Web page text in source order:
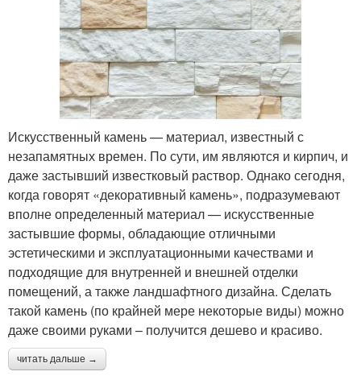
Искусственный камень — материал, известный с
незапамятных времен. По сути, им являются и кирпич, и
даже застывший известковый раствор. Однако сегодня,
когда говорят «декоративный камень», подразумевают
вполне определенный материал — искусственные
застывшие формы, обладающие отличными
эстетическими и эксплуатационными качествами и
подходящие для внутренней и внешней отделки
помещений, а также ландшафтного дизайна. Сделать
такой камень (по крайней мере некоторые виды) можно
даже своими руками – получится дешево и красиво.
читать дальше →